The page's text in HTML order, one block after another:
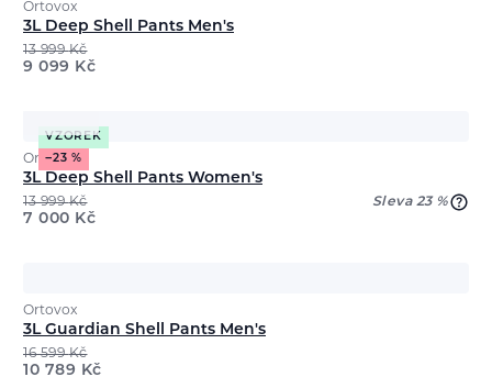
Ortovox
3L Deep Shell Pants Men's
13 999Kč
9 099 Kč
VZOREK
−23 %
Ortovox
3L Deep Shell Pants Women's
13 999Kč Sleva 23 %
7 000 Kč
Ortovox
3L Guardian Shell Pants Men's
16 599Kč
10 789 Kč